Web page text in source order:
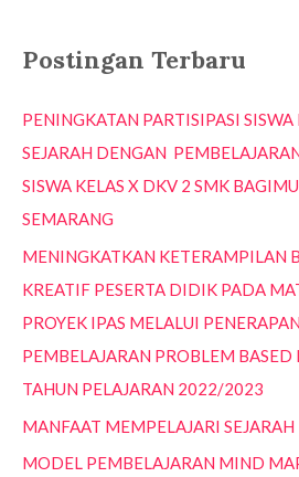
Postingan Terbaru
PENINGKATAN PARTISIPASI
SEJARAH DENGAN
SISWA KELAS X DKV 2 SMK
SEMARANG
MENINGKATKAN KETERAMPILAN
KREATIF PESERTA DIDIK PADA
PROYEK IPAS MELALUI
PEMBELAJARAN PROBLEM BASED
TAHUN PELAJARAN 2022/2023
MANFAAT MEMPELAJARI SEJARAH
MODEL PEMBELAJARAN MIND